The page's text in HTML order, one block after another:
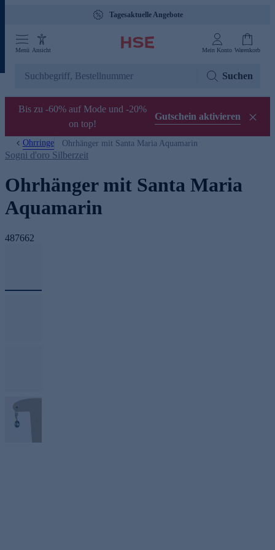
Tagesaktuelle Angebote
Menü Ansicht Mein Konto Warenkorb
Suchen
Bis zu -60% auf Mode und -20%
on top!
Gutschein aktivieren
Ohrringe Ohrhänger mit Santa Maria Aquamarin
Sogni d'oro Silberzeit
Ohrhänger mit Santa Maria
Aquamarin
487662